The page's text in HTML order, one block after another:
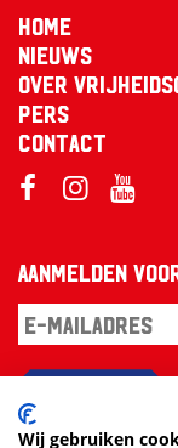
Home
Nieuws
Over
Pers
Contact
Aanmelden
Wij gebruiken